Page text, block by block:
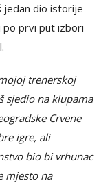
jedan dio istorije
po prvi put izbori
trenerskoj
sjedio na klupama
Crvene
igre, ali
bio bi vrhunac
mjesto na